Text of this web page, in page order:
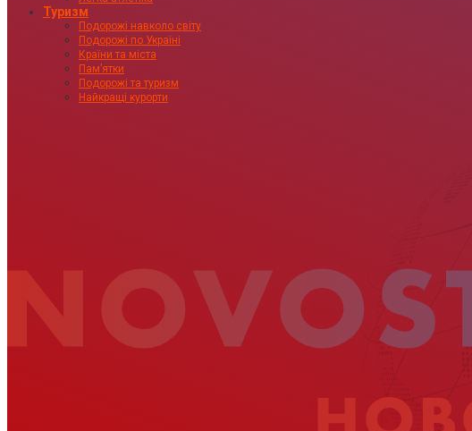
Туризм
Подорожі навколо світу
Подорожі по Україні
Країни та міста
Пам’ятки
Подорожі та туризм
Найкращі курорти